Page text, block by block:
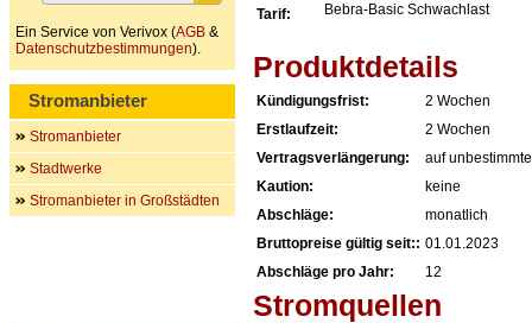
Tarif: Bebra-Basic Schwachlast
Produktdetails
Kündigungsfrist:
2 Wochen
Erstlaufzeit:
2 Wochen
Vertragsverlängerung:
auf
Kaution:
keine
Abschläge:
monatlich
Bruttopreise gültig seit:: 01.01.2023
Abschläge pro Jahr:
12
Stromquellen
Ein Service von Verivox (AGB &
Datenschutzbestimmungen).
Stromanbieter
Stromanbieter
Stadtwerke
Stromanbieter in Großstädten